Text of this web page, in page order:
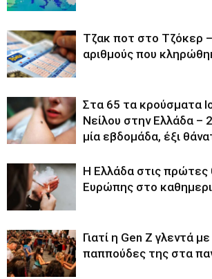
Tζακ ποτ στο Τζόκερ
αριθμούς που
Στα 65 τα κρούσματα
Νείλου στην Ελλάδα –
μία εβδομάδα, έξι
Η Ελλάδα στις πρώτες
Ευρώπης στο
Γιατί η Gen Z γλεντά
παππούδες της στα